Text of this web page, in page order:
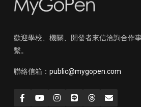
歡迎學校、機關、開發者來信洽詢合作
繫。
聯絡信箱： public@mygopen.com